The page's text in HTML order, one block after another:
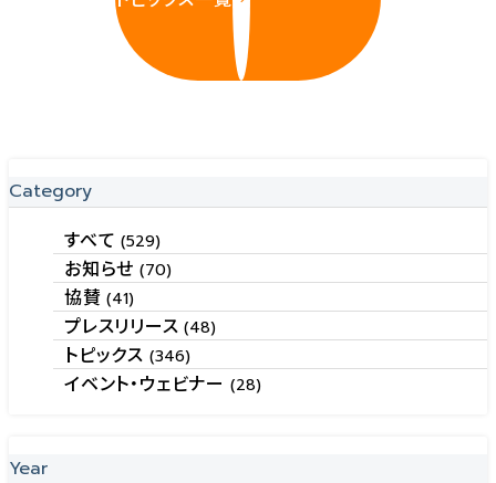
Category
すべて(529)
お知らせ (70)
協賛(41)
プレスリリース(48)
トピックス (346)
イベント・ウェビナー (28)
Year